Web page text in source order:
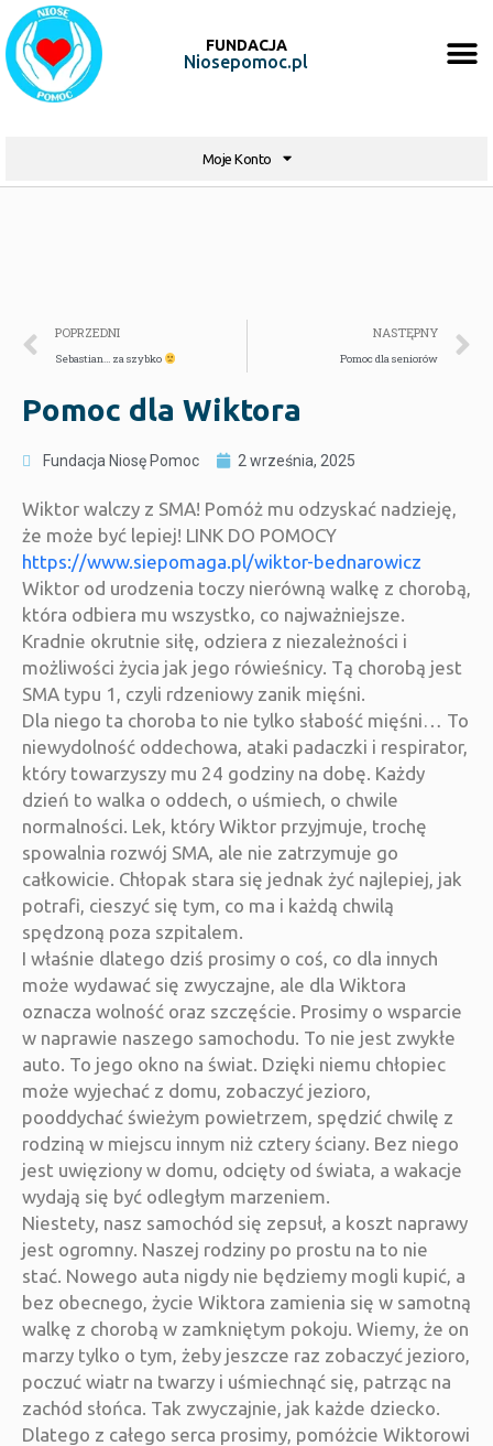
FUNDACJA
Niosepomoc.pl
Moje Konto
POPRZEDNI
Sebastian… za szybko
NASTĘPNY
Pomoc dla seniorów
Pomoc dla Wiktora
Fundacja Niosę Pomoc 2 września, 2025
Wiktor walczy z SMA! Pomóż mu odzyskać nadzieję,
że może być lepiej! LINK DO POMOCY
https://www.siepomaga.pl/wiktor-bednarowicz
Wiktor od urodzenia toczy nierówną walkę z chorobą,
która odbiera mu wszystko, co najważniejsze.
Kradnie okrutnie siłę, odziera z niezależności i
możliwości życia jak jego rówieśnicy. Tą chorobą jest
SMA typu 1, czyli rdzeniowy zanik mięśni.
Dla niego ta choroba to nie tylko słabość mięśni… To
niewydolność oddechowa, ataki padaczki i respirator,
który towarzyszy mu 24 godziny na dobę. Każdy
dzień to walka o oddech, o uśmiech, o chwile
normalności. Lek, który Wiktor przyjmuje, trochę
spowalnia rozwój SMA, ale nie zatrzymuje go
całkowicie. Chłopak stara się jednak żyć najlepiej, jak
potrafi, cieszyć się tym, co ma i każdą chwilą
spędzoną poza szpitalem.
I właśnie dlatego dziś prosimy o coś, co dla innych
może wydawać się zwyczajne, ale dla Wiktora
oznacza wolność oraz szczęście. Prosimy o wsparcie
w naprawie naszego samochodu. To nie jest zwykłe
auto. To jego okno na świat. Dzięki niemu chłopiec
może wyjechać z domu, zobaczyć jezioro,
pooddychać świeżym powietrzem, spędzić chwilę z
rodziną w miejscu innym niż cztery ściany. Bez niego
jest uwięziony w domu, odcięty od świata, a wakacje
wydają się być odległym marzeniem.
Niestety, nasz samochód się zepsuł, a koszt naprawy
jest ogromny. Naszej rodziny po prostu na to nie
stać. Nowego auta nigdy nie będziemy mogli kupić, a
bez obecnego, życie Wiktora zamienia się w samotną
walkę z chorobą w zamkniętym pokoju. Wiemy, że on
marzy tylko o tym, żeby jeszcze raz zobaczyć jezioro,
poczuć wiatr na twarzy i uśmiechnąć się, patrząc na
zachód słońca. Tak zwyczajnie, jak każde dziecko.
Dlatego z całego serca prosimy, pomóżcie Wiktorowi